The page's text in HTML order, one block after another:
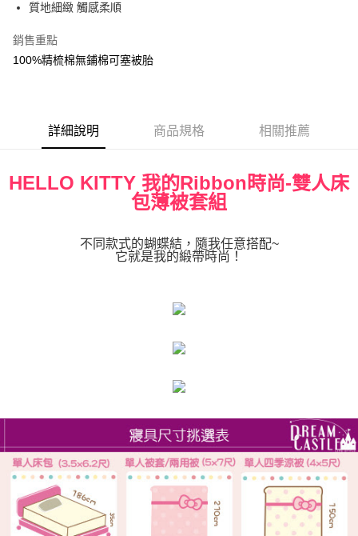
ATM付款
每筆NT$80，滿NT$699(含以上)免運費
質地細緻 觸感柔順
銷售重點
100%精梳棉無鋪棉可塞被胎
詳細說明 商品規格 相關推薦
HELLO KITTY 我的Ribbon時尚-雙人床
包薄被套組
不同款式的蝴蝶結，隨我任意搭配~
它就是我的緞帶時尚！